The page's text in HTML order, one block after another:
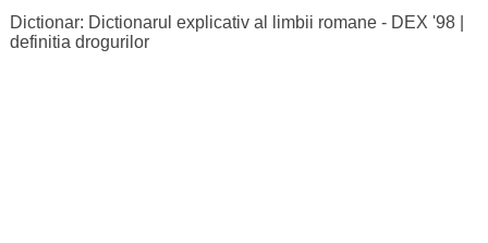
Dictionar: Dictionarul explicativ al limbii romane - DEX '98|
definitia drogurilor